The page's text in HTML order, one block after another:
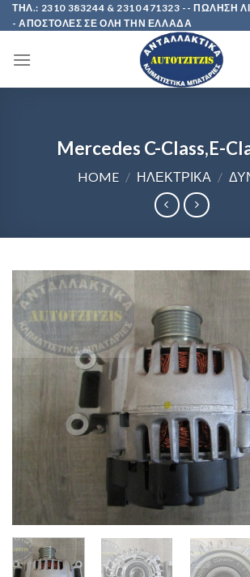
Skip
to
ΤΗΛ.: 2310 383244 & 2310 471323 -- ΠΩΛΗΣΗ
- ΑΠΟΣΤΟΛΕΣ ΣΕ ΟΛΗ ΤΗΝ ΕΛΛΑΔΑ
Mercedes C-Class,E-
HOME / ΗΛΕΚΤΡΙΚΑ /